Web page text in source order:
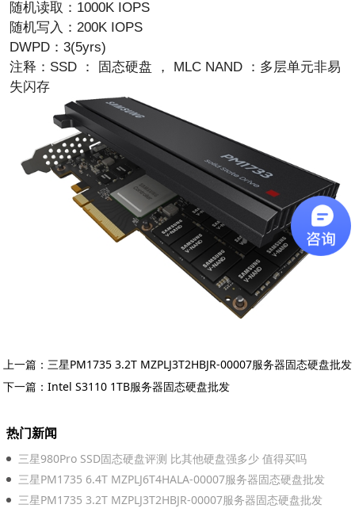
随机读取：1000K IOPS
随机写入：200K IOPS
DWPD：3(5yrs)
注释：SSD ： 固态硬盘 ， MLC NAND ：多层单元非易
失闪存
上一篇： 三星PM1735 3.2T MZPLJ3T2HBJR-00007服务器固态硬盘批发
下一篇： Intel S3110 1TB服务器固态硬盘批发
热门新闻
三星980Pro SSD固态硬盘评测 比其他硬盘强多少 值得买吗
三星PM1735 6.4T MZPLJ6T4HALA-00007服务器固态硬盘批发
三星PM1735 3.2T MZPLJ3T2HBJR-00007服务器固态硬盘批发